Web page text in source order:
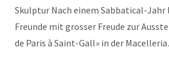
Skulptur Nach einem Sabbatical-Jahr
Freunde mit grosser Freude zur
de Paris à Saint-Gall» in der